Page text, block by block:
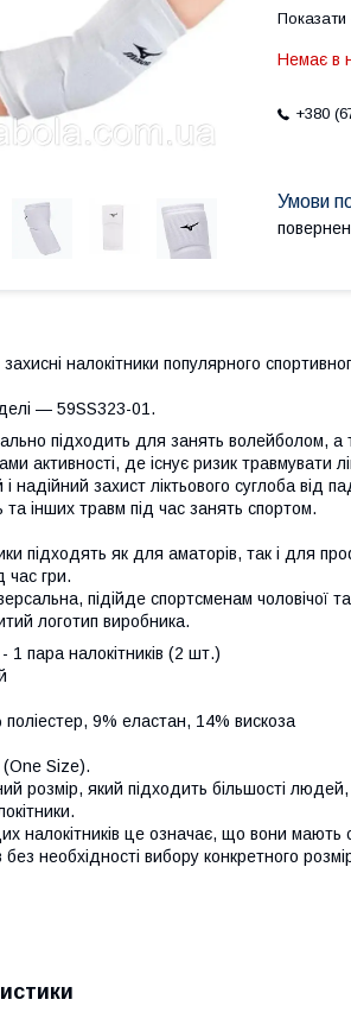
Показати
Немає в
+380
захисні налокітники популярного
— 59SS323-01.
підходить для занять волейболом,
активності, де існує ризик травмувати
надійний захист ліктьового суглоба від
та інших травм під час занять спортом.
підходять як для аматорів, так і для
час гри.
підійде спортсменам чоловічої та
логотип виробника.
1 пара налокітників (2 шт.)
9% еластан, 14% вискоза
(One Size).
розмір, який підходить більшості
налокітників це означає, що вони мають
без необхідності вибору конкретного